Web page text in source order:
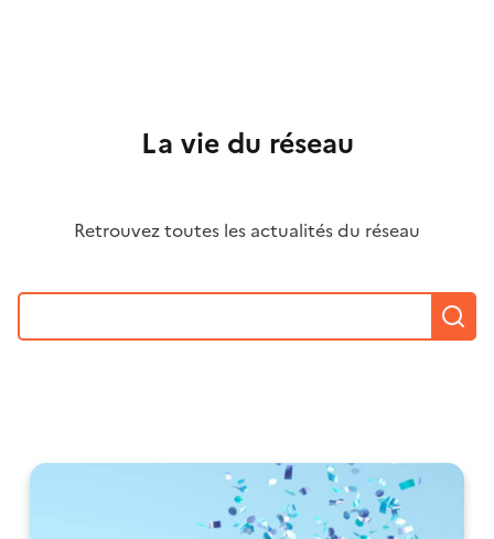
La vie du réseau
Retrouvez toutes les actualités du réseau